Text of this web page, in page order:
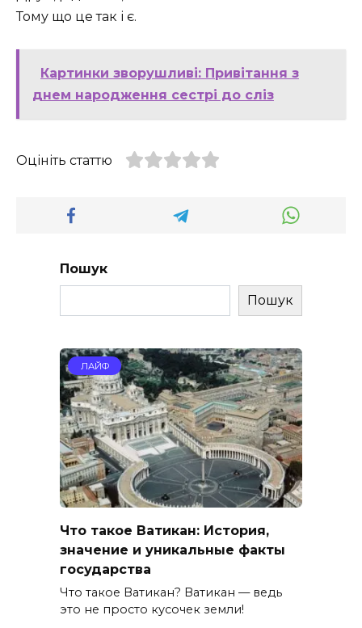
Тому що це так і є.
Картинки зворушливі: Привітання з
днем народження сестрі до сліз
Оцініть статтю
Пошук
Пошук
ЛАЙФ
Что такое Ватикан: История,
значение и уникальные факты
государства
Что такое Ватикан? Ватикан — ведь
это не просто кусочек земли!